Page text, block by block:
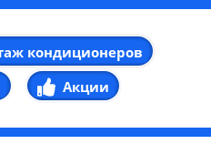
кондиционеров
Акции